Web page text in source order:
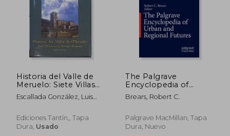
Historia del Valle de
Meruelo: Siete Villas
en el Antiguo
Régimen: Fuentes
Escallada González, Luis
Ediciones Tantín,, Tapa
Dura, Usado
The Palgrave
Encyclopedia of
Urban and Regional
Futures (en Inglés)
Brears, Robert C.
Palgrave MacMillan, Tapa
Dura, Nuevo